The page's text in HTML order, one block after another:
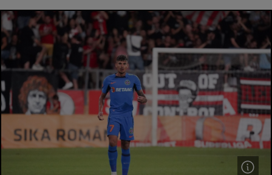
Liga 2
Cupa României
Echipa Națională
U21
Fotbal feminin
Special
Diverse